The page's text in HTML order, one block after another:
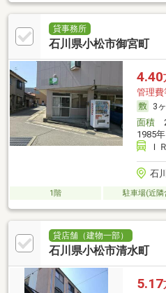
貸事務所
石川県小松市御宮町
4.40
管理費
3
面積
1985
Ｉ
石
1階 駐車場(近隣
貸店舗（建物一部）
石川県小松市清水町
5.17